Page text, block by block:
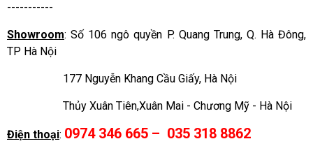
-----------
Showroom: Số 106 ngô quyền P. Quang Trung, Q. Hà Đông,
TP Hà Nội
177 Nguyễn Khang Cầu Giấy, Hà Nội
Thủy Xuân Tiên,Xuân Mai - Chương Mỹ - Hà Nội
Điện thoại: 0974 346 665 – 035 318 8862